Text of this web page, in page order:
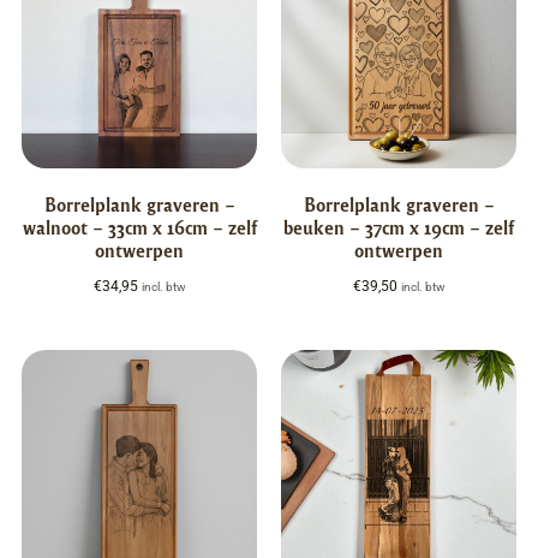
Borrelplank graveren –
walnoot – 33cm x 16cm – zelf
ontwerpen
€34,95 incl. btw
Borrelplank graveren –
beuken – 37cm x 19cm – zelf
ontwerpen
€39,50 incl. btw